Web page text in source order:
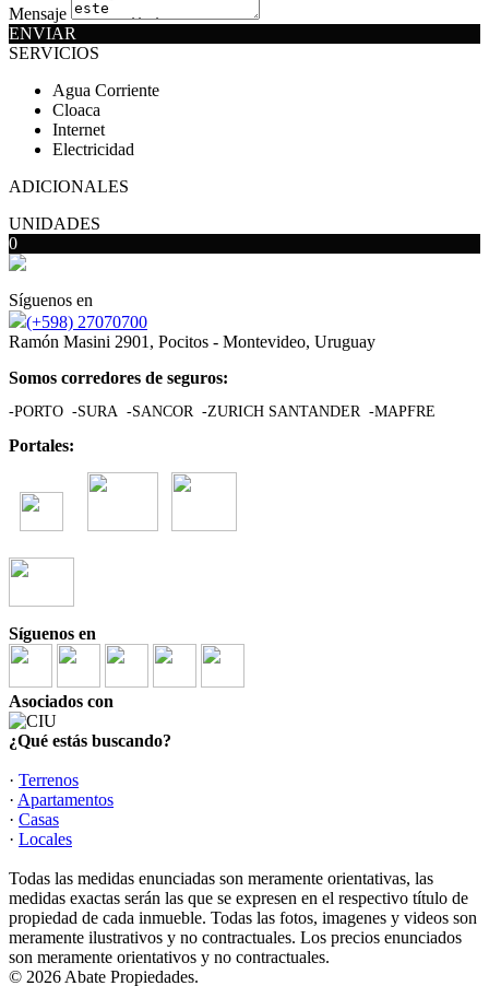
Mensaje
ENVIAR
SERVICIOS
Agua Corriente
Cloaca
Internet
Electricidad
ADICIONALES
UNIDADES
0
Síguenos en
(+598) 27070700
Ramón Masini 2901, Pocitos - Montevideo, Uruguay
Somos corredores de seguros:
-PORTO -SURA -SANCOR -ZURICH SANTANDER -MAPFRE
Portales:
Síguenos en
Asociados con
¿Qué estás buscando?
· Terrenos
· Apartamentos
· Casas
· Locales
Todas las medidas enunciadas son meramente orientativas, las
medidas exactas serán las que se expresen en el respectivo título de
propiedad de cada inmueble. Todas las fotos, imagenes y videos son
meramente ilustrativos y no contractuales. Los precios enunciados
son meramente orientativos y no contractuales.
© 2026 Abate Propiedades.